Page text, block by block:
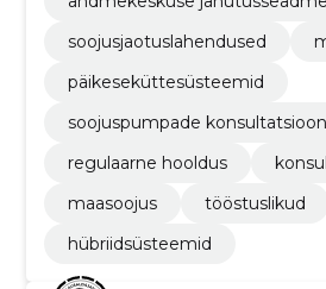
soojusjaotuslahendused
päikeseküttesüsteemid
soojuspumpade
regulaarne hooldus
maasoojus
tööstuslikud
hübriidsüsteemid